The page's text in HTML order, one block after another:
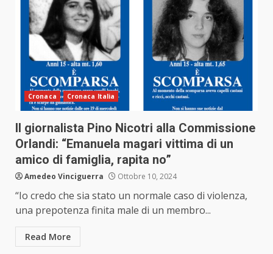
Cronaca Cronaca Italia
Il giornalista Pino Nicotri alla Commissione
Orlandi: “Emanuela magari vittima di un
amico di famiglia, rapita no”
Amedeo Vinciguerra Ottobre 10, 2024
“Io credo che sia stato un normale caso di violenza,
una prepotenza finita male di un membro...
Read More